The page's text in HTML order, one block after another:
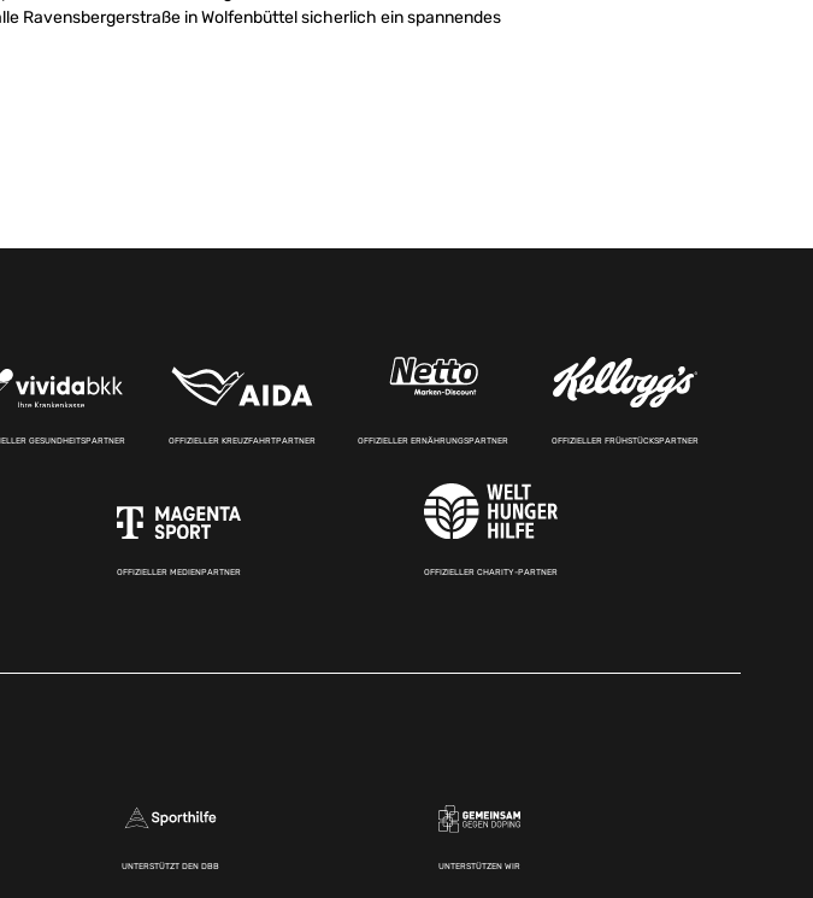
Ravensbergerstraße in Wolfenbüttel sicherlich ein spannendes
GESUNDHEITSPARTNER OFFIZIELLER KREUZFAHRTPARTNER OFFIZIELLER ERNÄHRUNGSPARTNER OFFIZIELLER FRÜHSTÜCKSPARTNER
OFFIZIELLER MEDIENPARTNER OFFIZIELLER CHARITY-PARTNER
UNTERSTÜTZT DEN DBB UNTERSTÜTZEN WIR